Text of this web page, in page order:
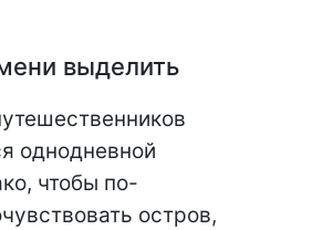
выделить
однодневной
чтобы по-
остров,